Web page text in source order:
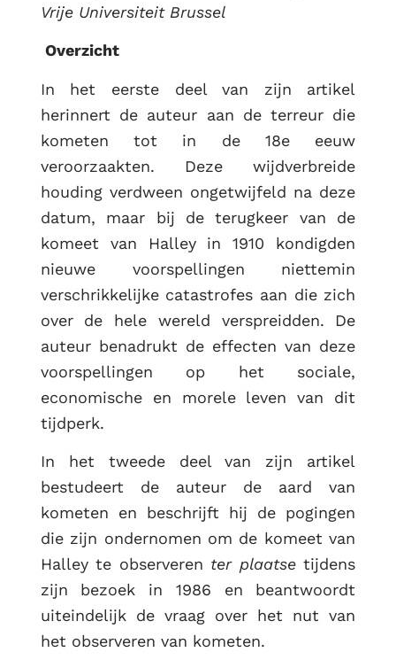
Vrije Universiteit Brussel
Overzicht
In het eerste deel van zijn artikel
herinnert de auteur aan de terreur die
kometen tot in de 18e eeuw
veroorzaakten. Deze wijdverbreide
houding verdween ongetwijfeld na deze
datum, maar bij de terugkeer van de
komeet van Halley in 1910 kondigden
nieuwe voorspellingen niettemin
verschrikkelijke catastrofes aan die zich
over de hele wereld verspreidden. De
auteur benadrukt de effecten van deze
voorspellingen op het sociale,
economische en morele leven van dit
tijdperk.
In het tweede deel van zijn artikel
bestudeert de auteur de aard van
kometen en beschrijft hij de pogingen
die zijn ondernomen om de komeet van
Halley te observeren ter plaatsetijdens
zijn bezoek in 1986 en beantwoordt
uiteindelijk de vraag over het nut van
het observeren van kometen.